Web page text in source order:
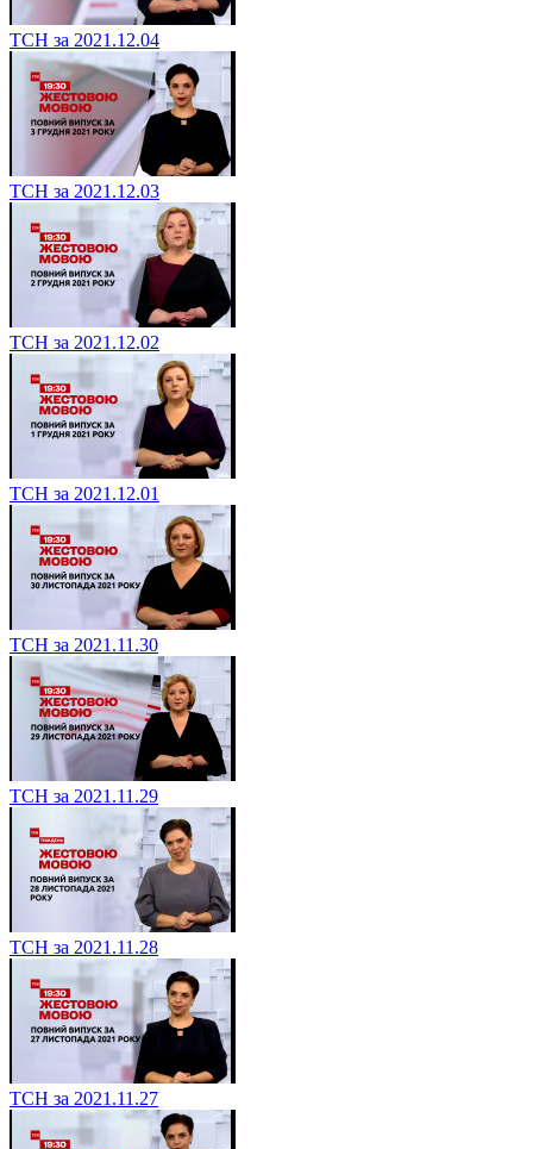
ТСН за 2021.12.04
ТСН за 2021.12.03
ТСН за 2021.12.02
ТСН за 2021.12.01
ТСН за 2021.11.30
ТСН за 2021.11.29
ТСН за 2021.11.28
ТСН за 2021.11.27